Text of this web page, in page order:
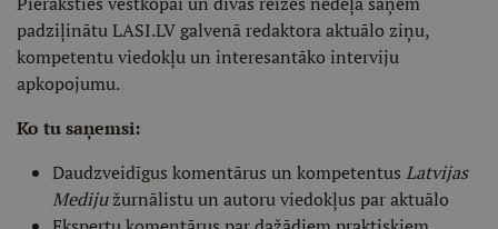
padziļinātu LASI.LV galvenā redaktora aktuālo ziņu,
kompetentu viedokļu un interesantāko interviju
apkopojumu.
Ko tu saņemsi:
Daudzveidīgus komentārus un kompetentus Latvijas
Medijužurnālistu un autoru viedokļus par aktuālo